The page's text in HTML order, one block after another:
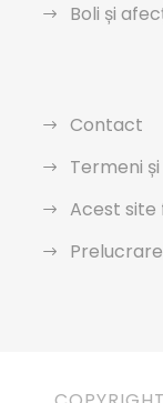
Boli și
Contact
Termeni
Acest site